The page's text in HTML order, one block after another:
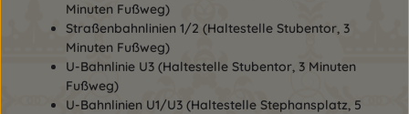
Minuten Fußweg)
Straßenbahnlinien 1/2 (Haltestelle Stubentor, 3
Minuten Fußweg)
U-Bahnlinie U3 (Haltestelle Stubentor, 3 Minuten
Fußweg)
U-Bahnlinien U1/U3 (Haltestelle Stephansplatz, 5